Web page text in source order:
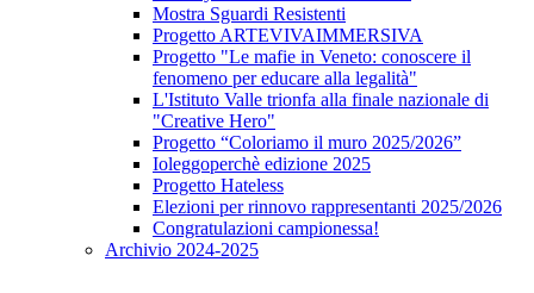
Mostra Sguardi Resistenti
Progetto ARTEVIVAIMMERSIVA
Progetto "Le mafie in Veneto: conoscere il
fenomeno per educare alla legalità"
L'Istituto Valle trionfa alla finale nazionale di
"Creative Hero"
Progetto “Coloriamo il muro 2025/2026”
Ioleggoperchè edizione 2025
Progetto Hateless
Elezioni per rinnovo rappresentanti 2025/2026
Congratulazioni campionessa!
Archivio 2024-2025